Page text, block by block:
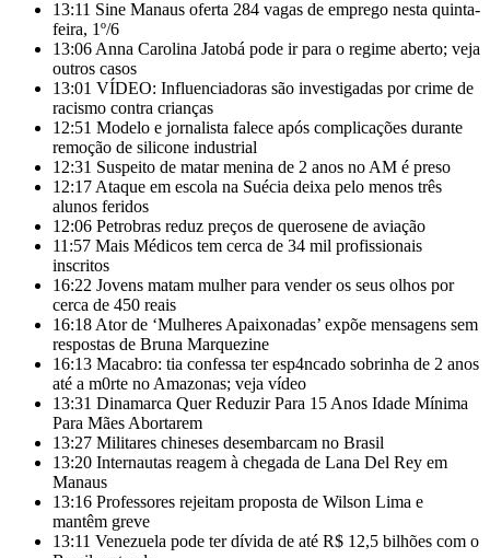
13:11 Sine Manaus oferta 284 vagas de emprego nesta quinta-
feira, 1º/6
13:06 Anna Carolina Jatobá pode ir para o regime aberto; veja
outros casos
13:01 VÍDEO: Influenciadoras são investigadas por crime de
racismo contra crianças
12:51 Modelo e jornalista falece após complicações durante
remoção de silicone industrial
12:31 Suspeito de matar menina de 2 anos no AM é preso
12:17 Ataque em escola na Suécia deixa pelo menos três
alunos feridos
12:06 Petrobras reduz preços de querosene de aviação
11:57 Mais Médicos tem cerca de 34 mil profissionais
inscritos
16:22 Jovens matam mulher para vender os seus olhos por
cerca de 450 reais
16:18 Ator de ‘Mulheres Apaixonadas’ expõe mensagens sem
respostas de Bruna Marquezine
16:13 Macabro: tia confessa ter esp4ncado sobrinha de 2 anos
até a m0rte no Amazonas; veja vídeo
13:31 Dinamarca Quer Reduzir Para 15 Anos Idade Mínima
Para Mães Abortarem
13:27 Militares chineses desembarcam no Brasil
13:20 Internautas reagem à chegada de Lana Del Rey em
Manaus
13:16 Professores rejeitam proposta de Wilson Lima e
mantêm greve
13:11 Venezuela pode ter dívida de até R$ 12,5 bilhões com o